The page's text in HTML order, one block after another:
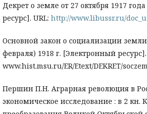
Декрет о земле от 27 октября 1917
ресурс]. URL: http://www.libussr.ru/
Основной закон о социализации
февраля) 1918 г. [Электронный
www.hist.msu.ru/ER/Etext/DEKRET/
Першин П.Н. Аграрная революция в
экономическое исследование : в 2 кн.